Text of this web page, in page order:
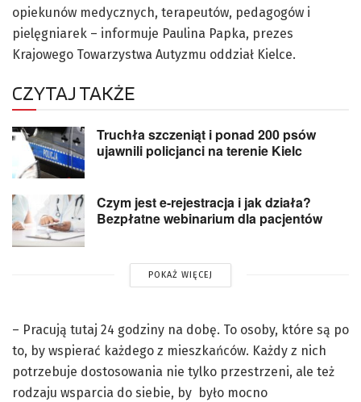
opiekunów medycznych, terapeutów, pedagogów i
pielęgniarek – informuje Paulina Papka, prezes
Krajowego Towarzystwa Autyzmu oddział Kielce.
CZYTAJ TAKŻE
Truchła szczeniąt i ponad 200 psów
ujawnili policjanci na terenie Kielc
Czym jest e-rejestracja i jak działa?
Bezpłatne webinarium dla pacjentów
POKAŻ WIĘCEJ
– Pracują tutaj 24 godziny na dobę. To osoby, które są po
to, by wspierać każdego z mieszkańców. Każdy z nich
potrzebuje dostosowania nie tylko przestrzeni, ale też
rodzaju wsparcia do siebie, by było mocno